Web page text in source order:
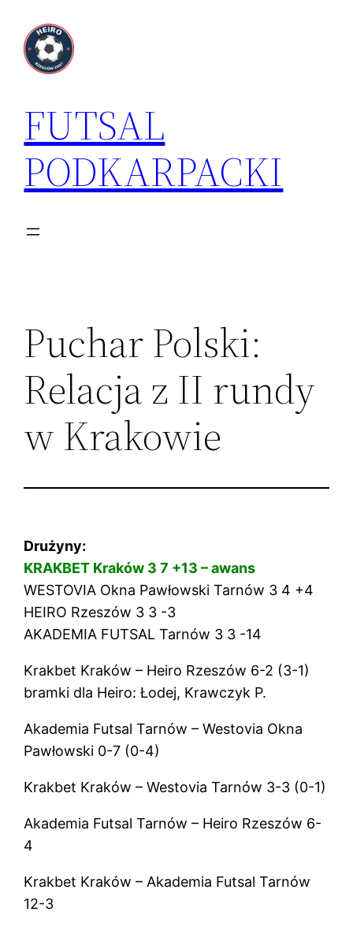
treści
FUTSAL
PODKARPACKI
Puchar Polski:
Relacja z II rundy
w Krakowie
Drużyny:
KRAKBET Kraków 3 7 +13 – awans
WESTOVIA Okna Pawłowski Tarnów 3 4 +4
HEIRO Rzeszów 3 3 -3
AKADEMIA FUTSAL Tarnów 3 3 -14
Krakbet Kraków – Heiro Rzeszów 6-2 (3-1)
bramki dla Heiro: Łodej, Krawczyk P.
Akademia Futsal Tarnów – Westovia Okna
Pawłowski 0-7 (0-4)
Krakbet Kraków – Westovia Tarnów 3-3 (0-1)
Akademia Futsal Tarnów – Heiro Rzeszów 6-
4
Krakbet Kraków – Akademia Futsal Tarnów
12-3